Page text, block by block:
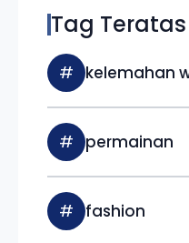
Tag Teratas
# kelemahan
# permainan
# fashion